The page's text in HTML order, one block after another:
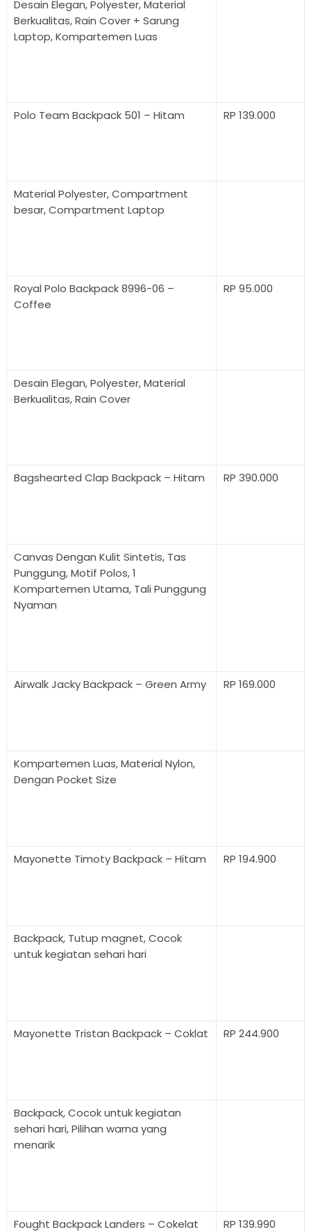
Desain Elegan, Polyester, Material
Berkualitas, Rain Cover + Sarung
Laptop, Kompartemen Luas
Polo Team Backpack 501 – Hitam RP 139.000
Material Polyester, Compartment
besar, Compartment Laptop
Royal Polo Backpack 8996-06 –
Coffee
RP 95.000
Desain Elegan, Polyester, Material
Berkualitas, Rain Cover
Bagshearted Clap Backpack – Hitam RP 390.000
Canvas Dengan Kulit Sintetis, Tas
Punggung, Motif Polos, 1
Kompartemen Utama, Tali Punggung
Nyaman
Airwalk Jacky Backpack – Green Army RP 169.000
Kompartemen Luas, Material Nylon,
Dengan Pocket Size
Mayonette Timoty Backpack – Hitam RP 194.900
Backpack, Tutup magnet, Cocok
untuk kegiatan sehari hari
Mayonette Tristan Backpack – Coklat RP 244.900
Backpack, Cocok untuk kegiatan
sehari hari, Pilihan warna yang
menarik
Fought Backpack Landers – Cokelat RP 139.990